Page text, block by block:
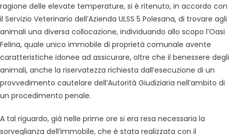
ragione delle elevate temperature, si è ritenuto, in accordo con
il Servizio Veterinario dell’Azienda ULSS 5 Polesana, di trovare agli
animali una diversa collocazione, individuando allo scopo l’Oasi
Felina, quale unico immobile di proprietà comunale avente
caratteristiche idonee ad assicurare, oltre che il benessere degli
animali, anche la riservatezza richiesta dall’esecuzione di un
provvedimento cautelare dell’Autorità Giudiziaria nell’ambito di
un procedimento penale.
A tal riguardo, già nelle prime ore si era resa necessaria la
sorveglianza dell’immobile, che è stata realizzata con il